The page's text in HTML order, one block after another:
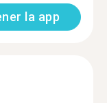
la app